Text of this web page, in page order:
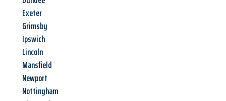
Exeter
Grimsby
Ipswich
Lincoln
Mansfield
Newport
Nottingham